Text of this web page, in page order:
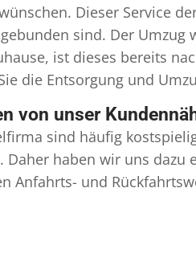
Dieser Service
sind. Der
ist dieses bereits
die Entsorgung und
von unser
sind häufig
haben wir uns dazu
Anfahrts- und